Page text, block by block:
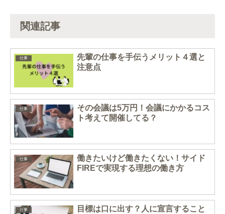
関連記事
仕事
先輩の仕事を手伝うメリット４選と
注意点
仕事
その会議は5万円！会議にかかるコス
ト考えて開催してる？
仕事
働きたいけど働きたくない！サイド
FIREで実現する理想の働き方
仕事
目標は口に出す？人に宣言すること